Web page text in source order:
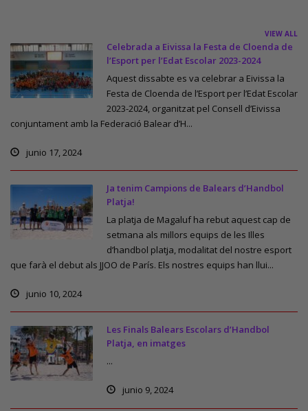
VIEW ALL
Celebrada a Eivissa la Festa de Cloenda de
l’Esport per l’Edat Escolar 2023-2024
Aquest dissabte es va celebrar a Eivissa la
Festa de Cloenda de l’Esport per l’Edat Escolar
2023-2024, organitzat pel Consell d’Eivissa
conjuntament amb la Federació Balear d’H...
junio 17, 2024
Ja tenim Campions de Balears d’Handbol
Platja!
La platja de Magaluf ha rebut aquest cap de
setmana als millors equips de les Illes
d’handbol platja, modalitat del nostre esport
que farà el debut als JJOO de París. Els nostres equips han llui...
junio 10, 2024
Les Finals Balears Escolars d’Handbol
Platja, en imatges
...
junio 9, 2024